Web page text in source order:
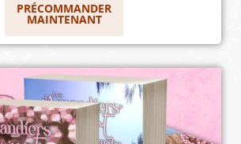
PRÉCOMMANDER
MAINTENANT